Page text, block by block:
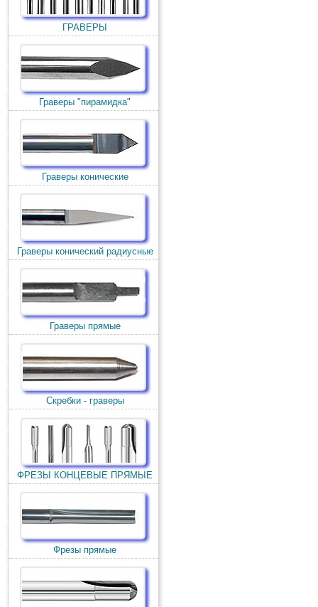
ГРАВЕРЫ
Граверы "пирамидка"
Граверы конические
Граверы конический радиусные
Граверы прямые
Скребки - граверы
ФРЕЗЫ КОНЦЕВЫЕ ПРЯМЫЕ
Фрезы прямые